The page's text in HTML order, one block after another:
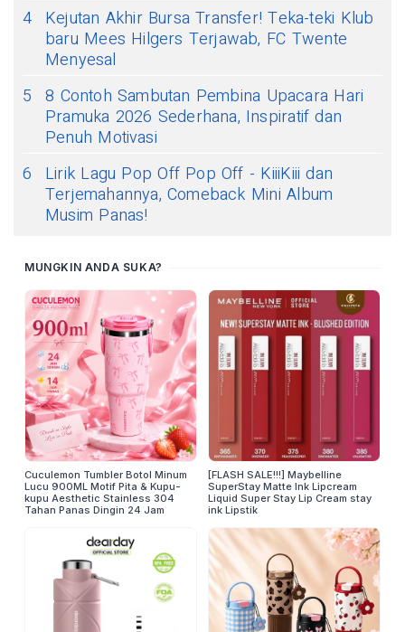
4 Kejutan Akhir Bursa Transfer! Teka-teki Klub
baru Mees Hilgers Terjawab, FC Twente
Menyesal
5 8 Contoh Sambutan Pembina Upacara Hari
Pramuka 2026 Sederhana, Inspiratif dan
Penuh Motivasi
6
Lirik Lagu Pop Off Pop Off - KiiiKiii dan
Terjemahannya, Comeback Mini Album
Musim Panas!